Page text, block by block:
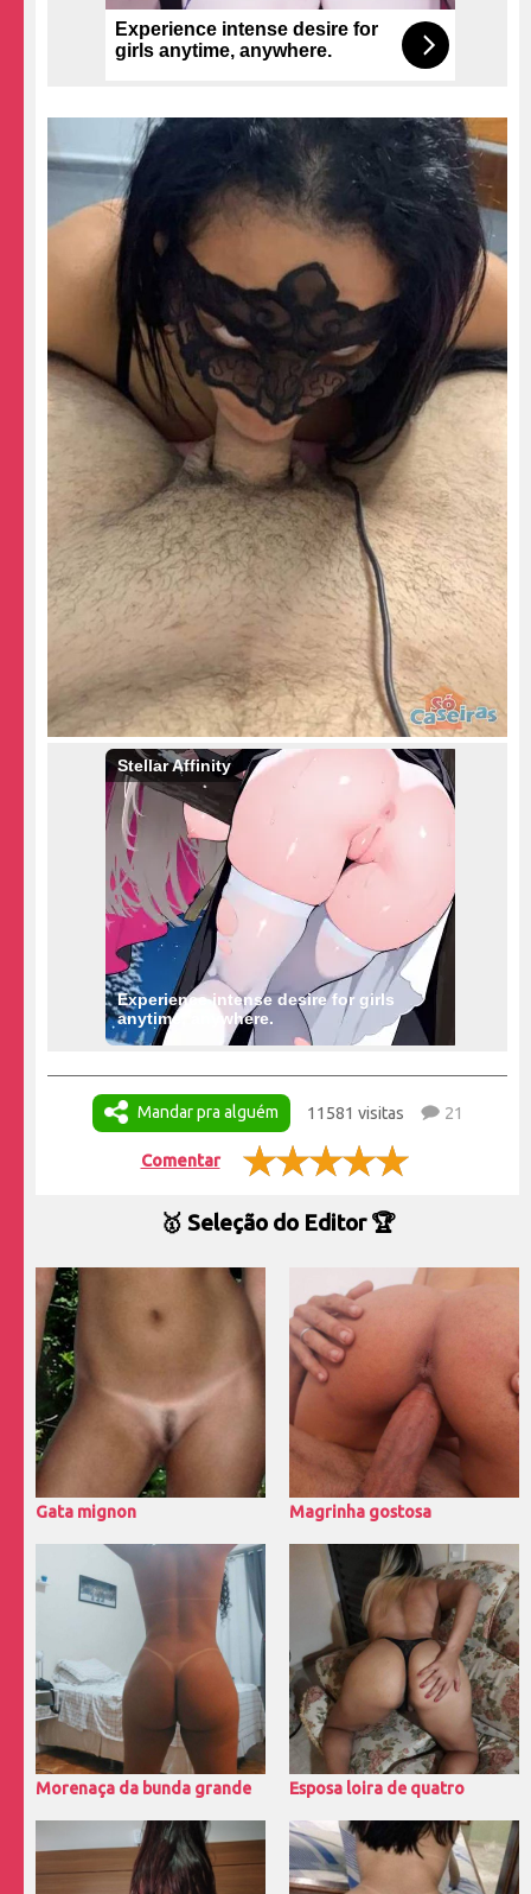
Experience intense desire for
girls anytime, anywhere.
Experience intense desire for girls
anytime, anywhere.
Stellar Affinity
Mandar pra alguém 11581 visitas 21
Comentar
🥇 Seleção do Editor 🏆
Gata mignon Magrinha gostosa
Morenaça da bunda grande Esposa loira de quatro